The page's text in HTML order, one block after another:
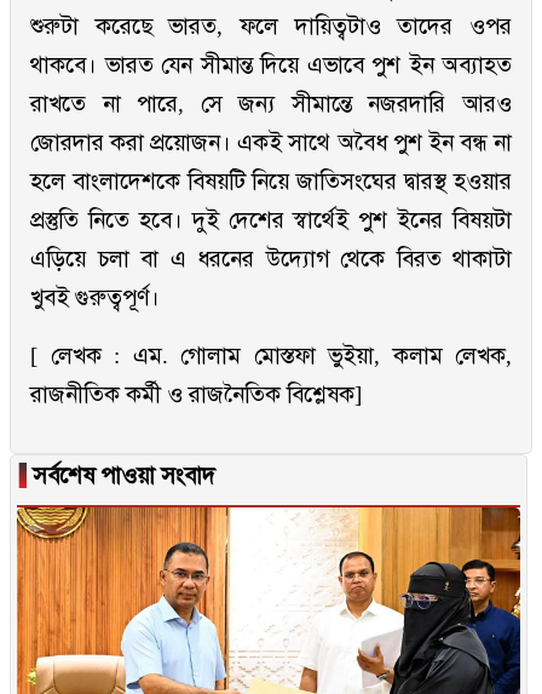
শুরুটা করেছে ভারত, ফলে দায়িত্বটাও তাদের ওপর
থাকবে। ভারত যেন সীমান্ত দিয়ে এভাবে পুশ ইন অব্যাহত
রাখতে না পারে, সে জন্য সীমান্তে নজরদারি আরও
জোরদার করা প্রয়োজন। একই সাথে অবৈধ পুশ ইন বন্ধ না
হলে বাংলাদেশকে বিষয়টি নিয়ে জাতিসংঘের দ্বারস্থ হওয়ার
প্রস্তুতি নিতে হবে। দুই দেশের স্বার্থেই পুশ ইনের বিষয়টা
এড়িয়ে চলা বা এ ধরনের উদ্যোগ থেকে বিরত থাকাটা
খুবই গুরুত্বপূর্ণ।
[ লেখক : এম. গোলাম মোস্তফা ভুইয়া, কলাম লেখক,
রাজনীতিক কর্মী ও রাজনৈতিক বিশ্লেষক]
▐সর্বশেষ পাওয়া সংবাদ